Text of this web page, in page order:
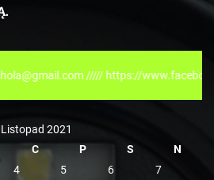
///// https://www.facebook.com/
Listopad 2021
C P S
N
4 5 6
7